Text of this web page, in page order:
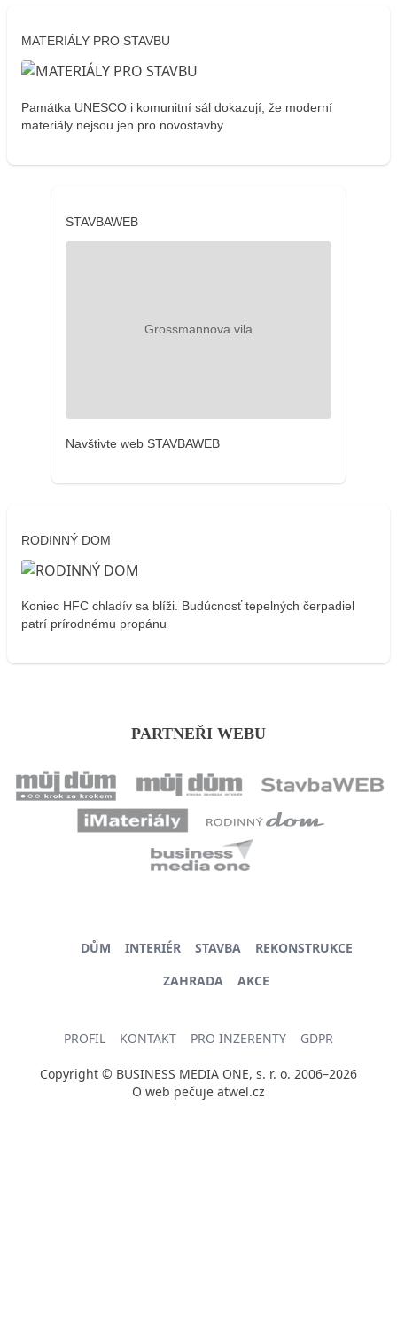
MATERIÁLY PRO STAVBU
Památka UNESCO i komunitní sál dokazují, že moderní
materiály nejsou jen pro novostavby
STAVBAWEB
Navštivte web STAVBAWEB
RODINNÝ DOM
Koniec HFC chladív sa blíži. Budúcnosť tepelných čerpadiel
patrí prírodnému propánu
PARTNEŘI WEBU
DŮM INTERIÉR STAVBA
REKONSTRUKCE
ZAHRADA
AKCE
PROFIL KONTAKT PRO INZERENTY GDPR
Copyright © BUSINESS MEDIA ONE, s. r. o. 2006–2026